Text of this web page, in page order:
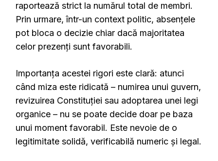
raportează strict la numărul total de membri.
Prin urmare, într-un context politic, absențele
pot bloca o decizie chiar dacă majoritatea
celor prezenți sunt favorabili.
Importanța acestei rigori este clară: atunci
când miza este ridicată – numirea unui guvern,
revizuirea Constituției sau adoptarea unei legi
organice – nu se poate decide doar pe baza
unui moment favorabil. Este nevoie de o
legitimitate solidă, verificabilă numeric și legal.